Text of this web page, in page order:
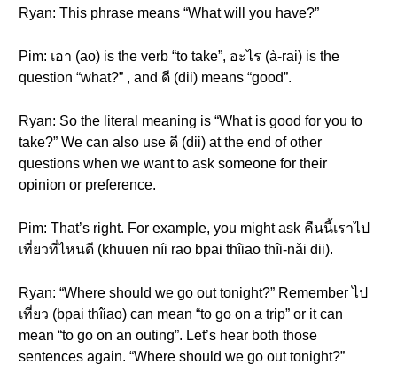
Ryan: This phrase means “What will you have?”
Pim: เอา (ao) is the verb “to take”, อะไร (à-rai) is the
question “what?” , and ดี (dii) means “good”.
Ryan: So the literal meaning is “What is good for you to
take?” We can also use ดี (dii) at the end of other
questions when we want to ask someone for their
opinion or preference.
Pim: That’s right. For example, you might ask คืนนี้เราไป
เที่ยวที่ไหนดี (khuuen níi rao bpai thîiao thîi-nǎi dii).
Ryan: “Where should we go out tonight?” Remember ไป
เที่ยว (bpai thîiao) can mean “to go on a trip” or it can
mean “to go on an outing”. Let’s hear both those
sentences again. “Where should we go out tonight?”